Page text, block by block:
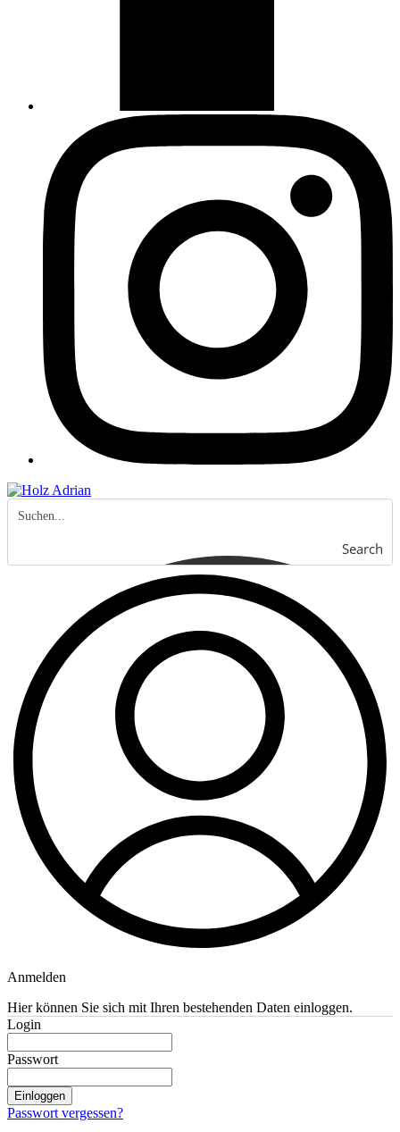
Search
Anmelden
Hier können Sie sich mit Ihren bestehenden Daten einloggen.
Login
Passwort
Einloggen
Passwort vergessen?